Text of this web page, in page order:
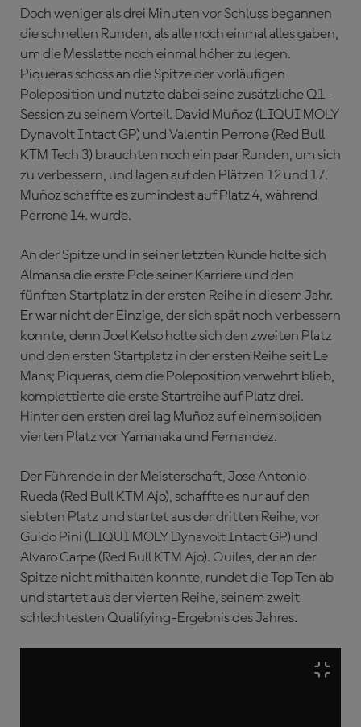
Doch weniger als drei Minuten vor Schluss begannen
die schnellen Runden, als alle noch einmal alles gaben,
um die Messlatte noch einmal höher zu legen.
Piqueras schoss an die Spitze der vorläufigen
Poleposition und nutzte dabei seine zusätzliche Q1-
Session zu seinem Vorteil. David Muñoz (LIQUI MOLY
Dynavolt Intact GP) und Valentin Perrone (Red Bull
KTM Tech 3) brauchten noch ein paar Runden, um sich
zu verbessern, und lagen auf den Plätzen 12 und 17.
Muñoz schaffte es zumindest auf Platz 4, während
Perrone 14. wurde.
An der Spitze und in seiner letzten Runde holte sich
Almansa die erste Pole seiner Karriere und den
fünften Startplatz in der ersten Reihe in diesem Jahr.
Er war nicht der Einzige, der sich spät noch verbessern
konnte, denn Joel Kelso holte sich den zweiten Platz
und den ersten Startplatz in der ersten Reihe seit Le
Mans; Piqueras, dem die Poleposition verwehrt blieb,
komplettierte die erste Startreihe auf Platz drei.
Hinter den ersten drei lag Muñoz auf einem soliden
vierten Platz vor Yamanaka und Fernandez.
Der Führende in der Meisterschaft, Jose Antonio
Rueda (Red Bull KTM Ajo), schaffte es nur auf den
siebten Platz und startet aus der dritten Reihe, vor
Guido Pini (LIQUI MOLY Dynavolt Intact GP) und
Alvaro Carpe (Red Bull KTM Ajo). Quiles, der an der
Spitze nicht mithalten konnte, rundet die Top Ten ab
und startet aus der vierten Reihe, seinem zweit
schlechtesten Qualifying-Ergebnis des Jahres.